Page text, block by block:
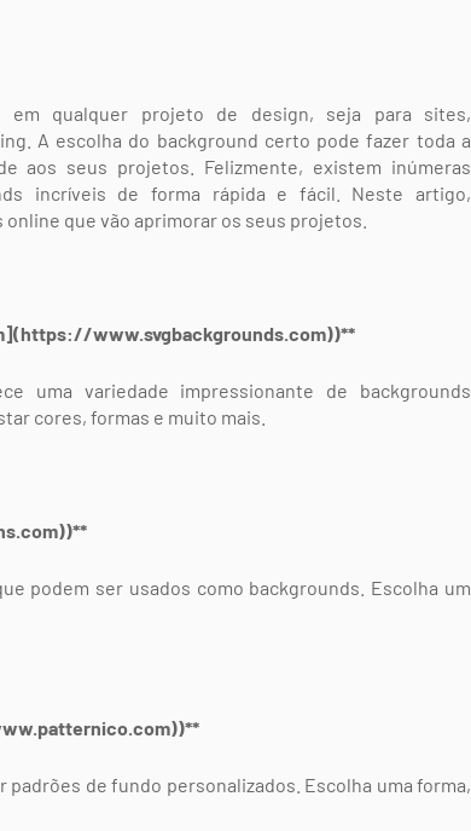
qualquer projeto de design, seja para sites,
A escolha do background certo pode fazer toda a
aos seus projetos. Felizmente, existem inúmeras
incríveis de forma rápida e fácil. Neste artigo,
que vão aprimorar os seus projetos.
www.svgbackgrounds.com))**
uma variedade impressionante de backgrounds
cores, formas e muito mais.
podem ser usados como backgrounds. Escolha um
de fundo personalizados. Escolha uma forma,